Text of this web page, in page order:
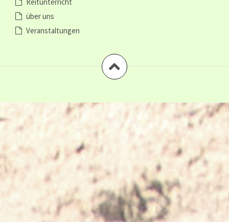
über uns
Veranstaltungen